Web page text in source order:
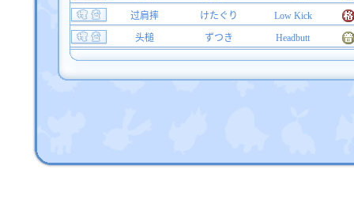
过肩摔
けたぐり
Low Kick
头槌
ずつき Headbutt